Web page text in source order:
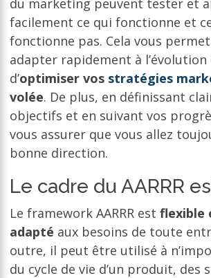
facilement ce qui fonctionne et
fonctionne pas. Cela vous
adapter rapidement à l’évolution
d’optimiser vos stratégies
volée. De plus, en définissant
objectifs et en suivant vos
vous assurer que vous allez
bonne direction.
Le cadre du AARRR
Le framework AARRR est flexible
adapté aux besoins de toute
outre, il peut être utilisé à
du cycle de vie d’un produit, des